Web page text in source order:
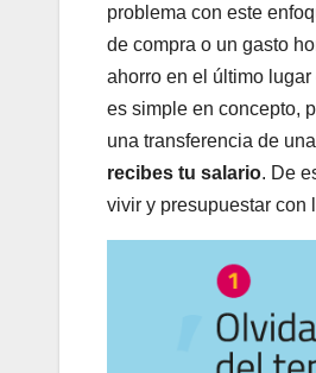
problema con este
de compra o un gasto
ahorro en el último
es simple en concepto,
una transferencia de
recibes tu salario. De
vivir y presupuestar con